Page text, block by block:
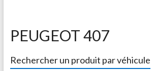
PEUGEOT 407
Rechercher un produit par véhicule